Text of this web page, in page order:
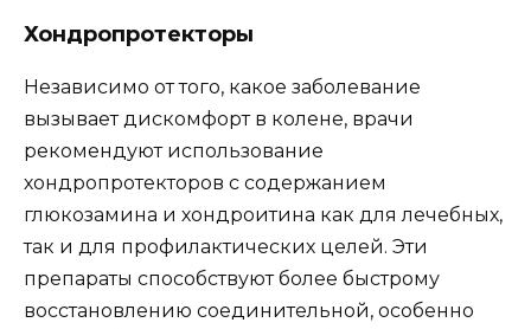
Хондропротекторы
Независимо от того, какое заболевание
вызывает дискомфорт в колене, врачи
рекомендуют использование
хондропротекторов с содержанием
глюкозамина и хондроитина как для лечебных,
так и для профилактических целей. Эти
препараты способствуют более быстрому
восстановлению соединительной, особенно